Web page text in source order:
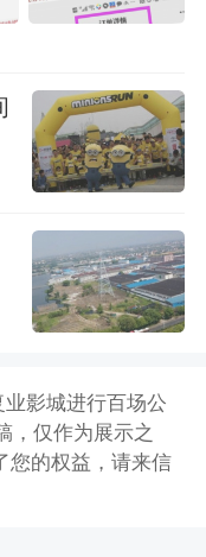
影城进行百场公
，仅作为展示之
您的权益，请来信